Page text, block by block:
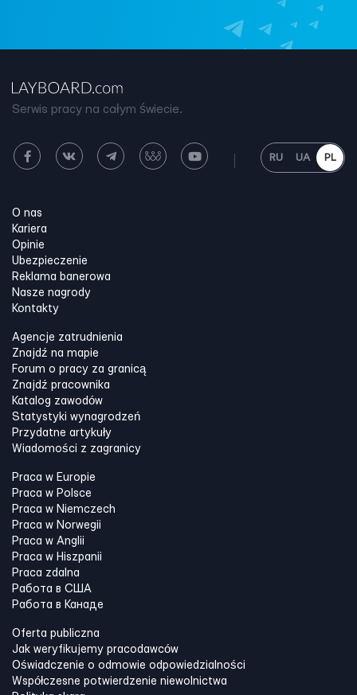
Serwis pracy na całym świecie.
RU UA PL
O nas
Kariera
Opinie
Ubezpieczenie
Reklama banerowa
Nasze nagrody
Kontakty
Agencje zatrudnienia
Znajdź na mapie
Forum o pracy za granicą
Znajdź pracownika
Katalog zawodów
Statystyki wynagrodzeń
Przydatne artykuły
Wiadomości z zagranicy
Praca w Europie
Praca w Polsce
Praca w Niemczech
Praca w Norwegii
Praca w Anglii
Praca w Hiszpanii
Praca zdalna
Работа в США
Работа в Канадe
Oferta publiczna
Jak weryfikujemy pracodawców
Oświadczenie o odmowie odpowiedzialności
Współczesne potwierdzenie niewolnictwa